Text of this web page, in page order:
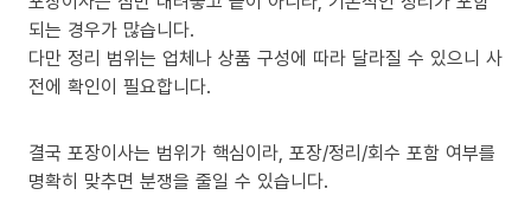
되는 경우가 많습니다.
다만 정리 범위는 업체나 상품 구성에 따라 달라질 수 있으니 사
전에 확인이 필요합니다.
결국 포장이사는 범위가 핵심이라, 포장/정리/회수 포함 여부를
명확히 맞추면 분쟁을 줄일 수 있습니다.